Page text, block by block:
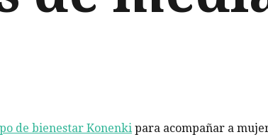
de bienestar Konenkipara acompañar a